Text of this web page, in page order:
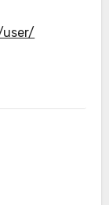
user/